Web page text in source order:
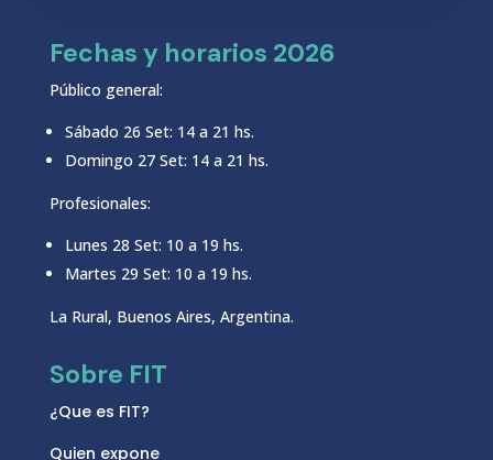
Fechas y horarios 2026
Público general:
Sábado 26 Set: 14 a 21 hs.
Domingo 27 Set: 14 a 21 hs.
Profesionales:
Lunes 28 Set: 10 a 19 hs.
Martes 29 Set: 10 a 19 hs.
La Rural, Buenos Aires, Argentina.
Sobre FIT
¿Que es FIT?
Quien expone